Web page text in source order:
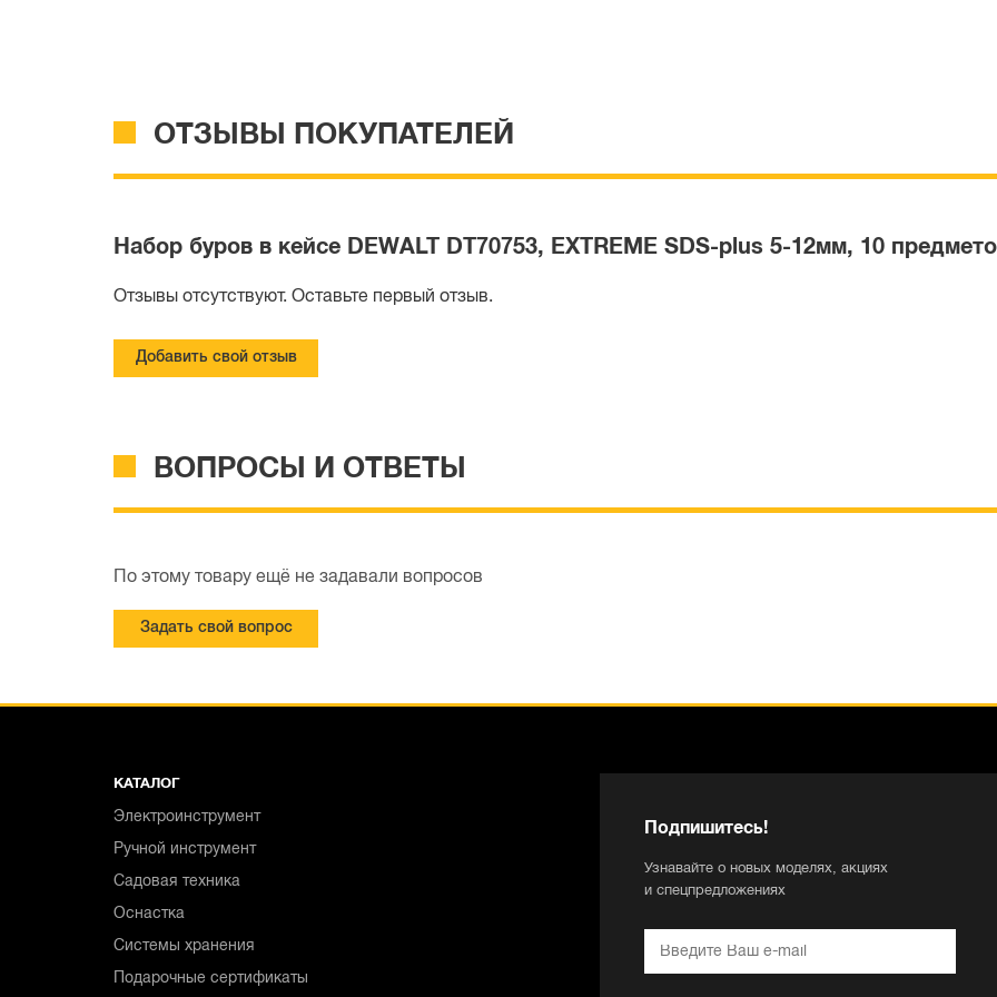
ОТЗЫВЫ ПОКУПАТЕЛЕЙ
Набор буров в кейсе DEWALT DT70753, EXTREME SDS-plus 5-12мм, 10
Отзывы отсутствуют. Оставьте первый отзыв.
Добавить свой отзыв
ВОПРОСЫ И ОТВЕТЫ
По этому товару ещё не задавали вопросов
Задать свой вопрос
КАТАЛОГ
Электроинструмент
Ручной инструмент
Садовая техника
Оснастка
Системы хранения
Подарочные сертификаты
Подпишитесь!
Узнавайте о новых моделях, акциях
и спецпредложениях